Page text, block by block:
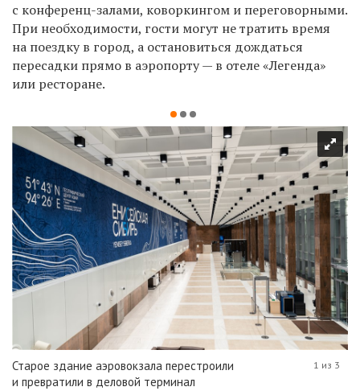
с конференц-залами, коворкингом и переговорными.
При необходимости, гости могут не тратить время
на поездку в город, а остановиться дождаться
пересадки прямо в аэропорту — в отеле «Легенда»
или ресторане.
Старое здание аэровокзала перестроили
и превратили в деловой терминал
1 из 3